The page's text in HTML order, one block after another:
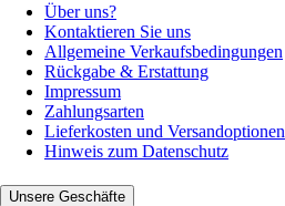
Über uns?
Kontaktieren Sie uns
Allgemeine Verkaufsbedingungen
Rückgabe & Erstattung
Impressum
Zahlungsarten
Lieferkosten und Versandoptionen
Hinweis zum Datenschutz
Unsere Geschäfte